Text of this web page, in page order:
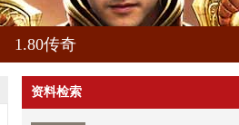
1.80传奇
资料检索